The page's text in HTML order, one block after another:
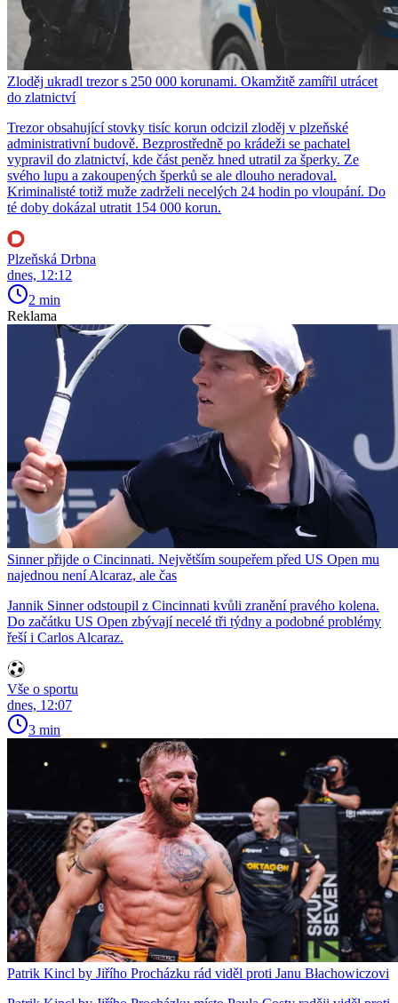
Zloděj ukradl trezor s 250 000 korunami. Okamžitě zamířil utrácet
do zlatnictví
Trezor obsahující stovky tisíc korun odcizil zloděj v plzeňské
administrativní budově. Bezprostředně po krádeži se pachatel
vypravil do zlatnictví, kde část peněz hned utratil za šperky. Ze
svého lupu a zakoupených šperků se ale dlouho neradoval.
Kriminalisté totiž muže zadrželi necelých 24 hodin po vloupání. Do
té doby dokázal utratit 154 000 korun.
Plzeňská Drbna
dnes, 12:12
2 min
Reklama
Sinner přijde o Cincinnati. Největším soupeřem před US Open mu
najednou není Alcaraz, ale čas
Jannik Sinner odstoupil z Cincinnati kvůli zranění pravého kolena.
Do začátku US Open zbývají necelé tři týdny a podobné problémy
řeší i Carlos Alcaraz.
Vše o sportu
dnes, 12:07
3 min
Patrik Kincl by Jiřího Procházku rád viděl proti Janu Błachowiczovi